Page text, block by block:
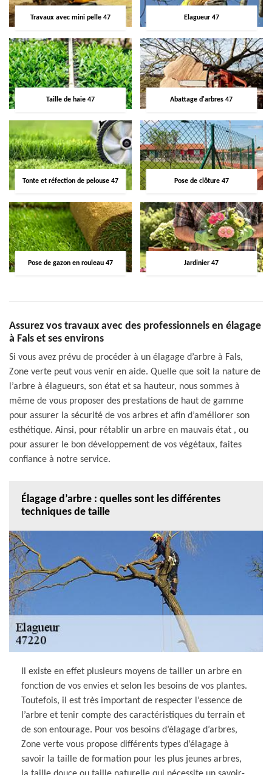
Travaux avec mini pelle 47 Elagueur 47
Taille de haie 47 Abattage d'arbres 47
Tonte et réfection de pelouse 47 Pose de clôture 47
Pose de gazon en rouleau 47 Jardinier 47
Assurez vos travaux avec des professionnels en élagage
à Fals et ses environs
Si vous avez prévu de procéder à un élagage d’arbre à Fals,
Zone verte peut vous venir en aide. Quelle que soit la nature de
l’arbre à élagueurs, son état et sa hauteur, nous sommes à
même de vous proposer des prestations de haut de gamme
pour assurer la sécurité de vos arbres et afin d’améliorer son
esthétique. Ainsi, pour rétablir un arbre en mauvais état , ou
pour assurer le bon développement de vos végétaux, faites
confiance à notre service.
Élagage d’arbre : quelles sont les différentes
techniques de taille
Il existe en effet plusieurs moyens de tailler un arbre en
fonction de vos envies et selon les besoins de vos plantes.
Toutefois, il est très important de respecter l’essence de
l’arbre et tenir compte des caractéristiques du terrain et
de son entourage. Pour vos besoins d’élagage d’arbres,
Zone verte vous propose différents types d’élagage à
savoir la taille de formation pour les plus jeunes arbres,